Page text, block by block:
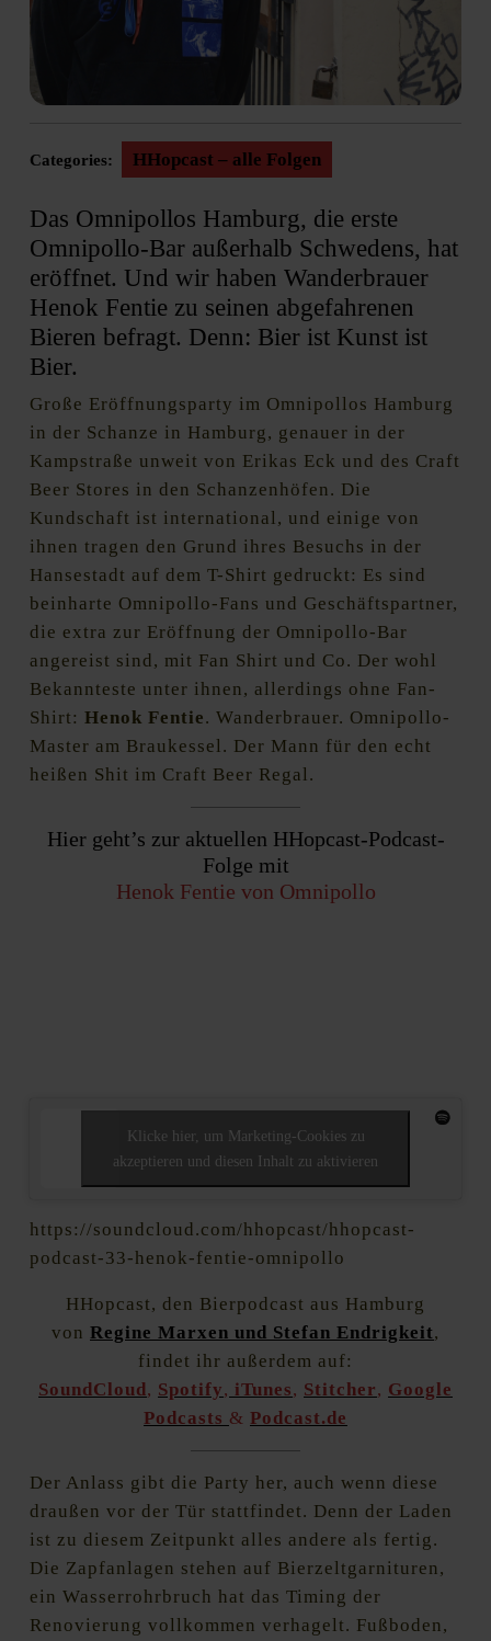
Categories: HHopcast – alle Folgen
Das Omnipollos Hamburg, die erste
Omnipollo-Bar außerhalb Schwedens, hat
eröffnet. Und wir haben Wanderbrauer
Henok Fentie zu seinen abgefahrenen
Bieren befragt. Denn: Bier ist Kunst ist
Bier.
Große Eröffnungsparty im Omnipollos Hamburg
in der Schanze in Hamburg, genauer in der
Kampstraße unweit von Erikas Eck und des Craft
Beer Stores in den Schanzenhöfen. Die
Kundschaft ist international, und einige von
ihnen tragen den Grund ihres Besuchs in der
Hansestadt auf dem T-Shirt gedruckt: Es sind
beinharte Omnipollo-Fans und Geschäftspartner,
die extra zur Eröffnung der Omnipollo-Bar
angereist sind, mit Fan Shirt und Co. Der wohl
Bekannteste unter ihnen, allerdings ohne Fan-
Shirt: Henok Fentie. Wanderbrauer. Omnipollo-
Master am Braukessel. Der Mann für den echt
heißen Shit im Craft Beer Regal.
Hier geht’s zur aktuellen HHopcast-Podcast-
Folge mit
Henok Fentie von Omnipollo
Klicke hier, um Marketing-Cookies zu
akzeptieren und diesen Inhalt zu aktivieren
https://soundcloud.com/hhopcast/hhopcast-
podcast-33-henok-fentie-omnipollo
HHopcast, den Bierpodcast aus Hamburg
von Regine Marxen und Stefan Endrigkeit,
findet ihr außerdem auf:
SoundCloud, Spotify, iTunes, Stitcher, Google
Podcasts & Podcast.de
Der Anlass gibt die Party her, auch wenn diese
draußen vor der Tür stattfindet. Denn der Laden
ist zu diesem Zeitpunkt alles andere als fertig.
Die Zapfanlagen stehen auf Bierzeltgarnituren,
ein Wasserrohrbruch hat das Timing der
Renovierung vollkommen verhagelt. Fußboden,